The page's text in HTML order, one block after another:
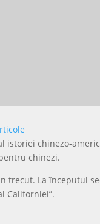
chinezo-
chinezi.
La începutul
Californiei”.